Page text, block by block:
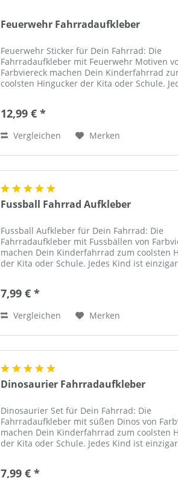
Feuerwehr Fahrradaufkleber
Feuerwehr Sticker für Dein Fahrrad: Die
Fahrradaufkleber mit Feuerwehr Motiven
Farbviereck machen Dein Kinderfahrrad
coolsten Hingucker der Kita oder Schule.
12,99 € *
Vergleichen Merken
Fussball Fahrrad Aufkleber
Fussball Aufkleber für Dein Fahrrad: Die
Fahrradaufkleber mit Fussbällen von
machen Dein Kinderfahrrad zum coolsten
der Kita oder Schule. Jedes Kind ist
7,99 € *
Vergleichen Merken
Dinosaurier Fahrradaufkleber
Dinosaurier Set für Dein Fahrrad: Die
Fahrradaufkleber mit süßen Dinos von
machen Dein Kinderfahrrad zum coolsten
der Kita oder Schule. Jedes Kind ist
7,99 € *